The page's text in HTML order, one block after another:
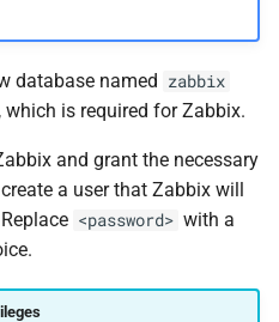
database named zabbix
which is required for Zabbix.
and grant the necessary
a user that Zabbix will
<password> with a